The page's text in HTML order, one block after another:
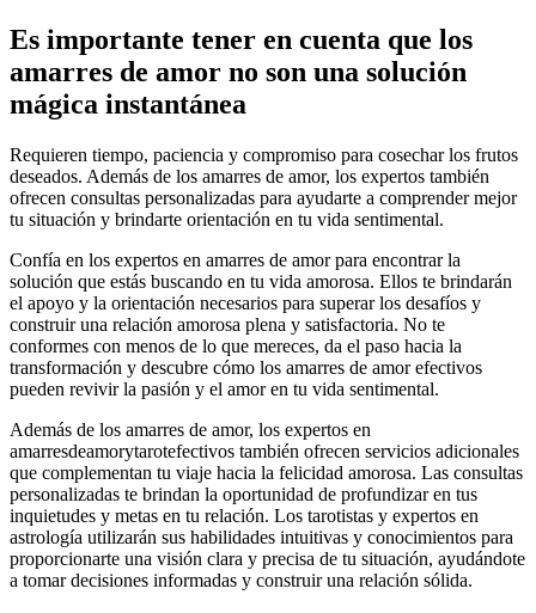
Es importante tener en cuenta que los
amarres de amor no son una solución
mágica instantánea
Requieren tiempo, paciencia y compromiso para cosechar los frutos
deseados. Además de los amarres de amor, los expertos también
ofrecen consultas personalizadas para ayudarte a comprender mejor
tu situación y brindarte orientación en tu vida sentimental.
Confía en los expertos en amarres de amor para encontrar la
solución que estás buscando en tu vida amorosa. Ellos te brindarán
el apoyo y la orientación necesarios para superar los desafíos y
construir una relación amorosa plena y satisfactoria. No te
conformes con menos de lo que mereces, da el paso hacia la
transformación y descubre cómo los amarres de amor efectivos
pueden revivir la pasión y el amor en tu vida sentimental.
Además de los amarres de amor, los expertos en
amarresdeamorytarotefectivos también ofrecen servicios adicionales
que complementan tu viaje hacia la felicidad amorosa. Las consultas
personalizadas te brindan la oportunidad de profundizar en tus
inquietudes y metas en tu relación. Los tarotistas y expertos en
astrología utilizarán sus habilidades intuitivas y conocimientos para
proporcionarte una visión clara y precisa de tu situación, ayudándote
a tomar decisiones informadas y construir una relación sólida.